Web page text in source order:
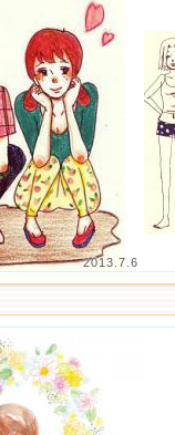
2013.7.6